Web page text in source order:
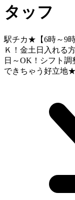
タッフ
駅チカ★【6時～9
Ｋ！金土日入れる
日～OK！シフト
できちゃう好立地★